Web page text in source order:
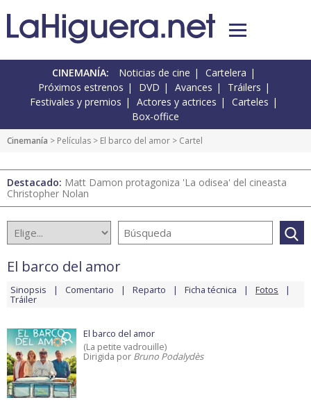
CINEMANÍA: Noticias de cine
Cartelera
Próximos estrenos
DVD Avances
Tráilers
Festivales y premios
Actores y actrices
Carteles
Box-office
Cinemanía > Películas > El barco del amor > Cartel
Destacado: Matt Damon protagoniza 'La odisea' del cineasta
Christopher Nolan
El barco del amor
Sinopsis Comentario Reparto Ficha técnica Fotos
Tráiler
El barco del amor
(La petite vadrouille)
Dirigida por Bruno Podalydès